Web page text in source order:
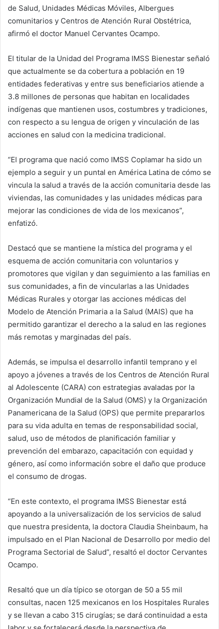
de Salud, Unidades Médicas Móviles, Albergues
comunitarios y Centros de Atención Rural Obstétrica,
afirmó el doctor Manuel Cervantes Ocampo.
El titular de la Unidad del Programa IMSS Bienestar señaló
que actualmente se da cobertura a población en 19
entidades federativas y entre sus beneficiarios atiende a
3.8 millones de personas que habitan en localidades
indígenas que mantienen usos, costumbres y tradiciones,
con respecto a su lengua de origen y vinculación de las
acciones en salud con la medicina tradicional.
“El programa que nació como IMSS Coplamar ha sido un
ejemplo a seguir y un puntal en América Latina de cómo se
vincula la salud a través de la acción comunitaria desde las
viviendas, las comunidades y las unidades médicas para
mejorar las condiciones de vida de los mexicanos”,
enfatizó.
Destacó que se mantiene la mística del programa y el
esquema de acción comunitaria con voluntarios y
promotores que vigilan y dan seguimiento a las familias en
sus comunidades, a fin de vincularlas a las Unidades
Médicas Rurales y otorgar las acciones médicas del
Modelo de Atención Primaria a la Salud (MAIS) que ha
permitido garantizar el derecho a la salud en las regiones
más remotas y marginadas del país.
Además, se impulsa el desarrollo infantil temprano y el
apoyo a jóvenes a través de los Centros de Atención Rural
al Adolescente (CARA) con estrategias avaladas por la
Organización Mundial de la Salud (OMS) y la Organización
Panamericana de la Salud (OPS) que permite prepararlos
para su vida adulta en temas de responsabilidad social,
salud, uso de métodos de planificación familiar y
prevención del embarazo, capacitación con equidad y
género, así como información sobre el daño que produce
el consumo de drogas.
“En este contexto, el programa IMSS Bienestar está
apoyando a la universalización de los servicios de salud
que nuestra presidenta, la doctora Claudia Sheinbaum, ha
impulsado en el Plan Nacional de Desarrollo por medio del
Programa Sectorial de Salud”, resaltó el doctor Cervantes
Ocampo.
Resaltó que un día típico se otorgan de 50 a 55 mil
consultas, nacen 125 mexicanos en los Hospitales Rurales
y se llevan a cabo 315 cirugías; se dará continuidad a esta